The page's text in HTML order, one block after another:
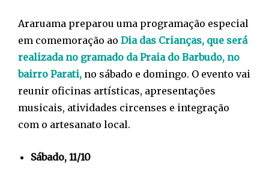
Araruama preparou uma programação especial
em comemoração ao Dia das Crianças, que será
realizada no gramado da Praia do Barbudo, no
bairro Parati, no sábado e domingo. O evento vai
reunir oficinas artísticas, apresentações
musicais, atividades circenses e integração
com o artesanato local.
Sábado, 11/10